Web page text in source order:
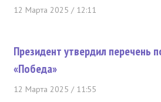
12 Марта 2025 / 12:11
Президент утвердил перечень
«Победа»
12 Марта 2025 / 11:55